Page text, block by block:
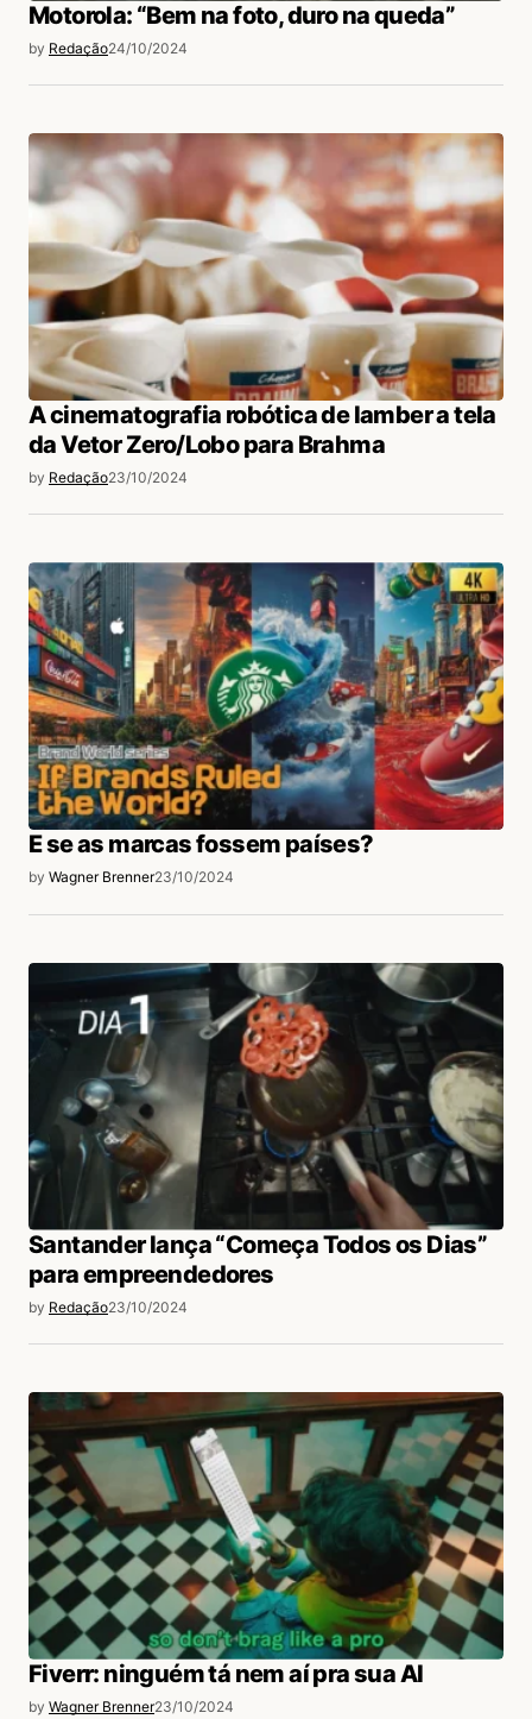
Motorola: “Bem na foto, duro na queda”
by Redação24/10/2024
A cinematografia robótica de lamber a tela
da Vetor Zero/Lobo para Brahma
by Redação23/10/2024
E se as marcas fossem países?
by Wagner Brenner23/10/2024
Santander lança “Começa Todos os Dias”
para empreendedores
by Redação23/10/2024
Fiverr: ninguém tá nem aí pra sua AI
by Wagner Brenner23/10/2024